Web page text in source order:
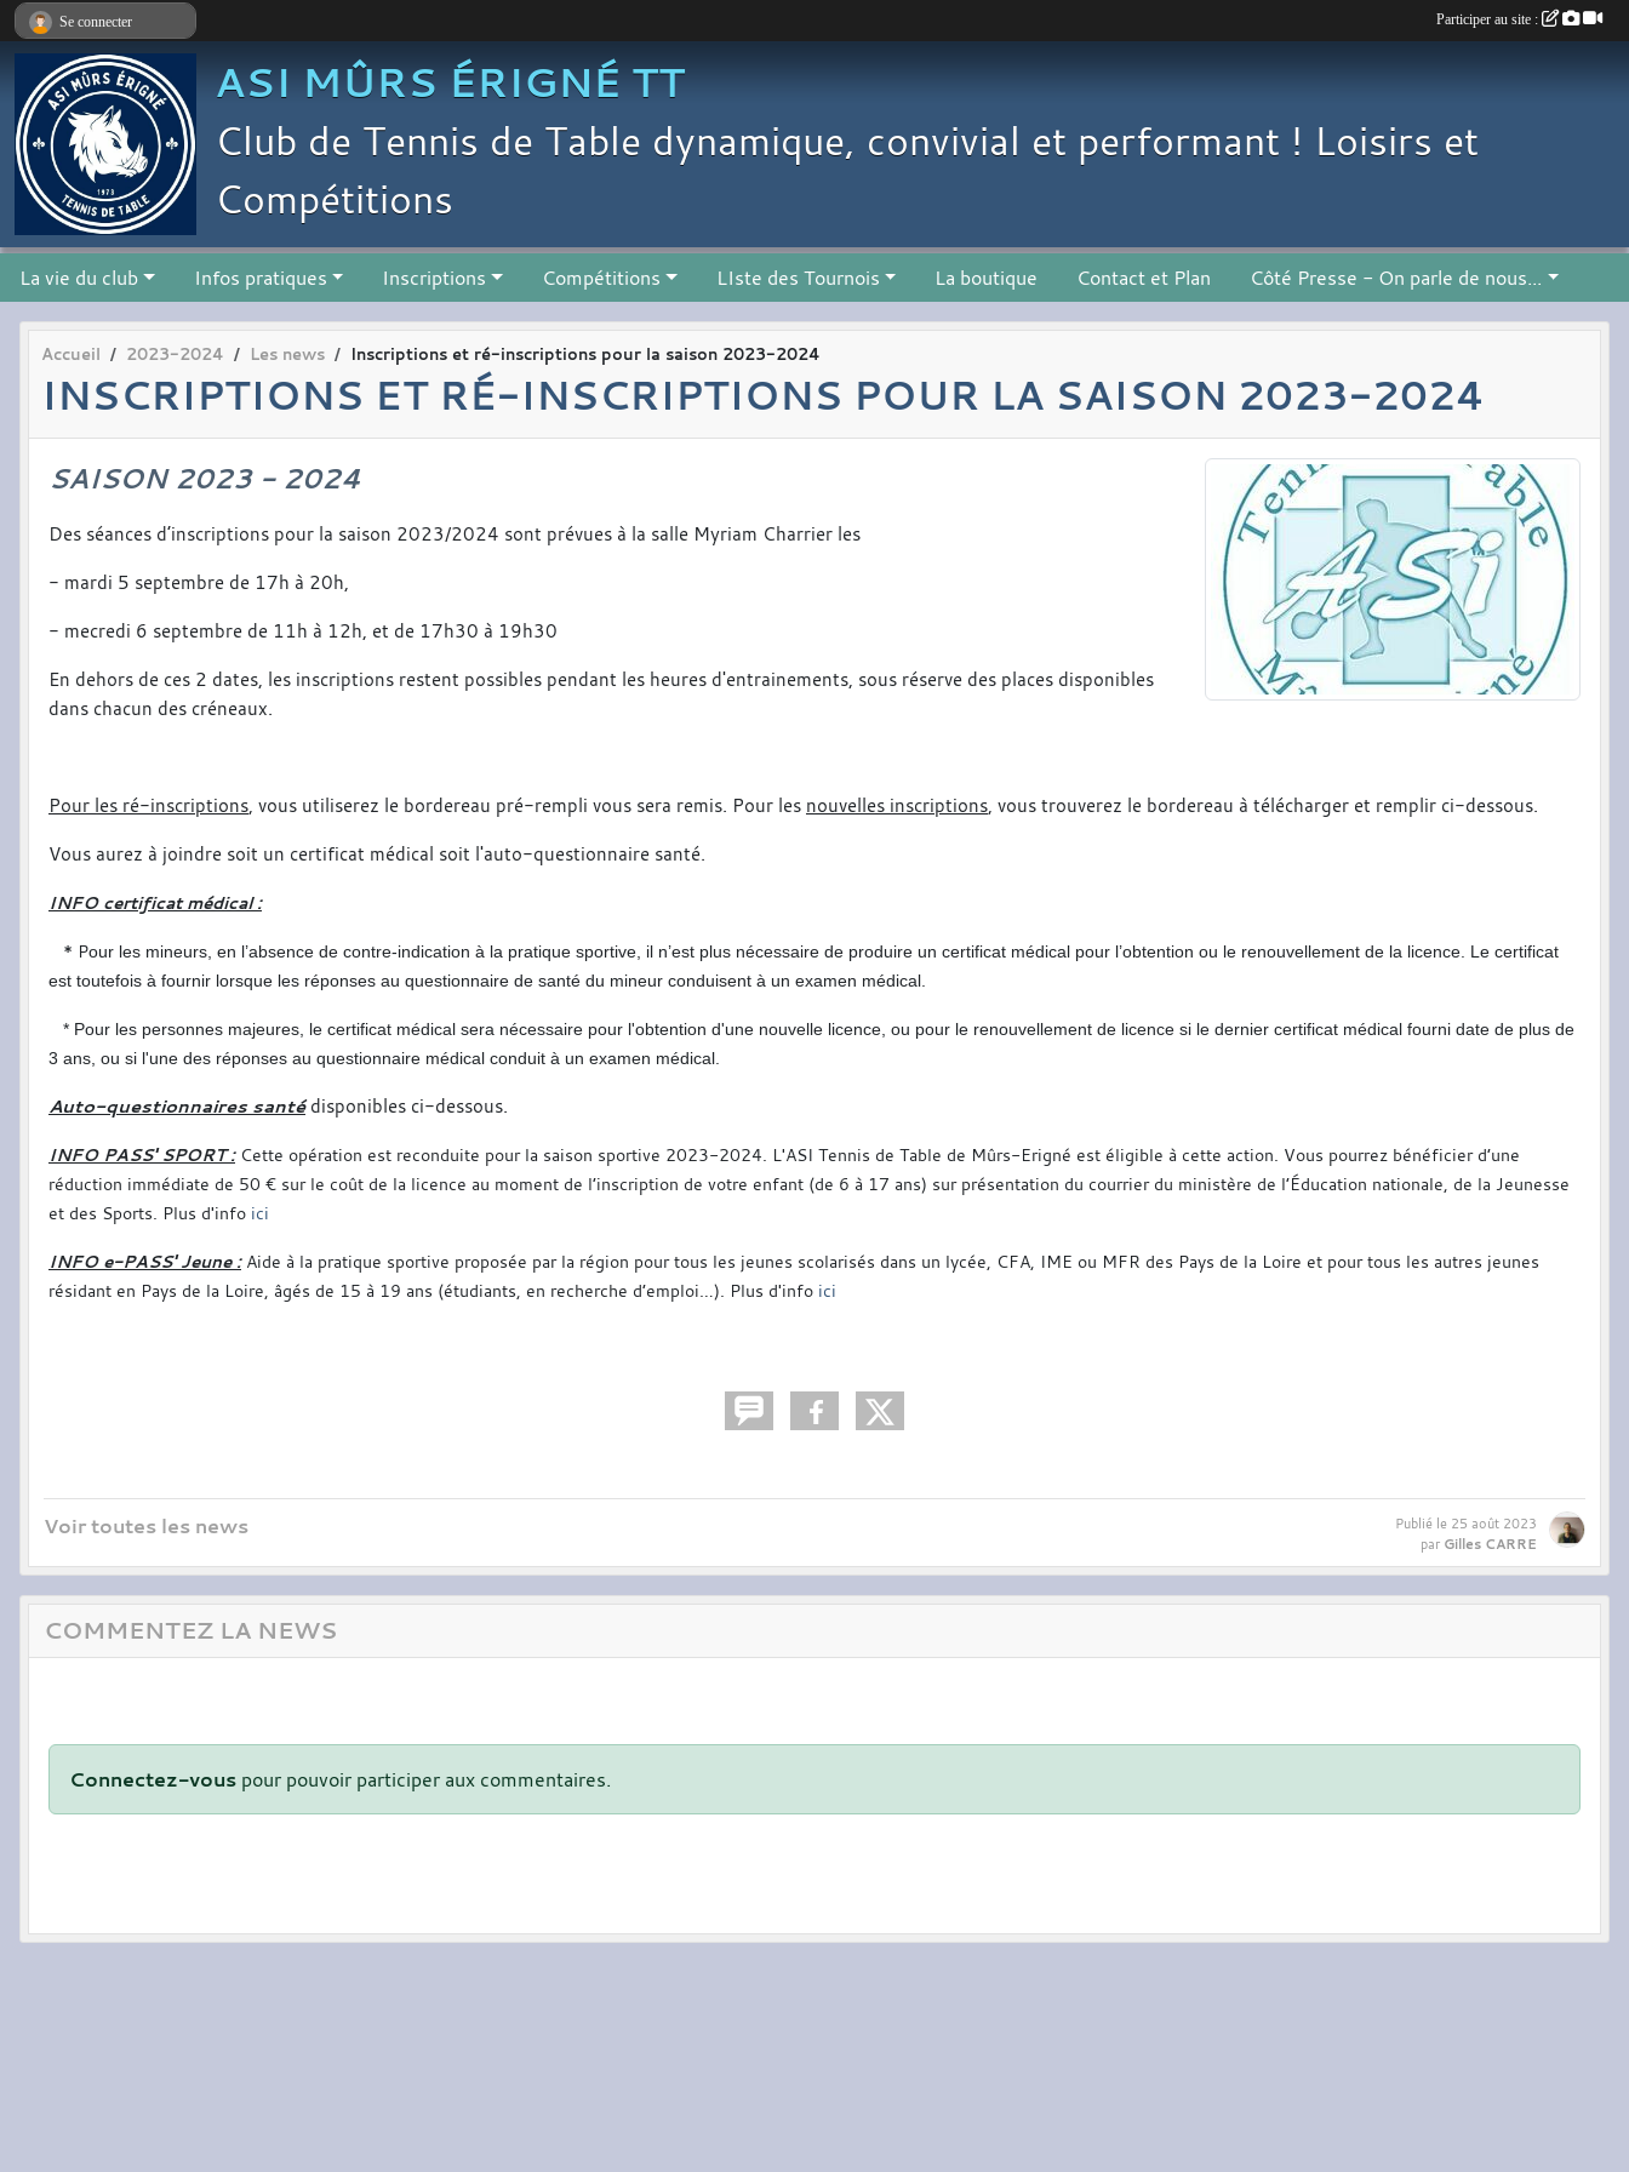
ASI MÛRS ÉRIGNÉ TT
Club de Tennis de Table dynamique, convivial et performant ! Loisirs et
Compétitions
La vie du club Infos pratiques Inscriptions Compétitions LIste des Tournois La boutique Contact et Plan Côté Presse - On parle de nous...
Accueil 2023-2024 Les news Inscriptions et ré-inscriptions pour la saison 2023-2024
INSCRIPTIONS ET RÉ-INSCRIPTIONS POUR LA SAISON 2023-2024
SAISON 2023 - 2024
Des séances d’inscriptions pour la saison 2023/2024 sont prévues à la salle Myriam Charrier les
- mardi 5 septembre de 17h à 20h,
- mecredi 6 septembre de 11h à 12h, et de 17h30 à 19h30
En dehors de ces 2 dates, les inscriptions restent possibles pendant les heures d'entrainements, sous réserve des places disponibles
dans chacun des créneaux.
Pour les ré-inscriptions , vous utiliserez le bordereau pré-rempli vous sera remis. Pour les nouvelles inscriptions , vous trouverez le bordereau à télécharger et remplir ci-dessous.
Vous aurez à joindre soit un certificat médical soit l'auto-questionnaire santé.
INFO certificat médical :
* Pour les mineurs, en l’absence de contre-indication à la pratique sportive il n’est plus nécessaire de produire un certificat médical pour l’obtention ou le renouvellement de la licence Le certificat
est toutefois à fournir lorsque les réponses au questionnaire de santé du mineur conduisent à un examen médical.
* Pour les personnes majeures, le certificat médical sera nécessaire pour l'obtention d'une nouvelle licence, ou pour le renouvellement de licence si le dernier certificat médical fourni date de plus de
3 ans, ou si l'une des réponses au questionnaire médical conduit à un examen médical.
Auto-questionnaires santédisponibles ci-dessous.
INFO PASS' SPORT :Cette opération est reconduite pour la saison sportive 2023-2024. L'ASI Tennis de Table de Mûrs-Erigné est éligible à cette action. Vous pourrez bénéficier d’une
réduction immédiate de 50 € sur le coût de la licence au moment de l’inscription de votre enfant (de 6 à 17 ans) sur présentation du courrier du ministère de l’Éducation nationale, de la Jeunesse
et des Sports. Plus d'info ici
INFO e-PASS' Jeune : Aide à la pratique sportive proposée par la région pour tous les jeunes scolarisés dans un lycée, CFA, IME ou MFR des Pays de la Loire et pour tous les autres jeunes
résidant en Pays de la Loire, âgés de 15 à 19 ans (étudiants, en recherche d’emploi…). Plus d'info ici
Voir toutes les news Publié le 25 août 2023
par Gilles CARRE
COMMENTEZ LA NEWS
Connectez-vous pour pouvoir participer aux commentaires.
Se connecter Participer au site :
Panneau de gestion des cookies